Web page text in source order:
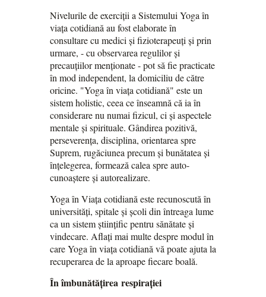
Nivelurile de exerciții a Sistemului Yoga în
viața cotidiană au fost elaborate în
consultare cu medici și fizioterapeuți și prin
urmare, - cu observarea regulilor și
precauțiilor menționate - pot să fie practicate
în mod independent, la domiciliu de către
oricine. "Yoga în viața cotidiană" este un
sistem holistic, ceea ce înseamnă că ia în
considerare nu numai fizicul, ci și aspectele
mentale și spirituale. Gândirea pozitivă,
perseverența, disciplina, orientarea spre
Suprem, rugăciunea precum și bunătatea și
înțelegerea, formează calea spre auto-
cunoaștere și autorealizare.
Yoga în Viața cotidiană este recunoscută în
universități, spitale și școli din întreaga lume
ca un sistem științific pentru sănătate și
vindecare. Aflați mai multe despre modul în
care Yoga în viața cotidiană vă poate ajuta la
recuperarea de la aproape fiecare boală.
În îmbunătățirea respirației